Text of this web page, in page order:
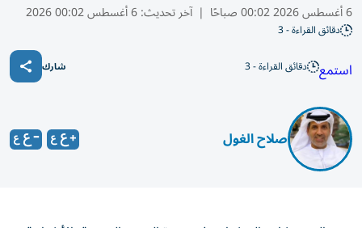
6 أغسطس 2026 00:02 صباحًا | آخر تحديث:6 أغسطس 00:02 2026
دقائق القراءة - 3
استمع دقائق القراءة - 3 شارك
صلاح الغول